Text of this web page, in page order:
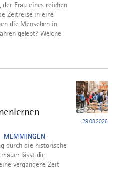
der Frau eines reichen
Zeitreise in eine
die Menschen in
gelebt? Welche
MEMMINGEN
29.08.2026
durch die historische
lässt die
vergangene Zeit